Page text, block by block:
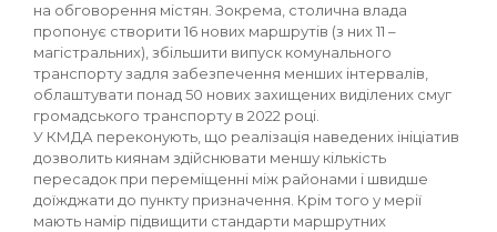
на обговорення містян. Зокрема, столична влада
пропонує створити 16 нових маршрутів (з них 11 –
магістральних), збільшити випуск комунального
транспорту задля забезпечення менших інтервалів,
облаштувати понад 50 нових захищених виділених смуг
громадського транспорту в 2022 році.
У КМДА переконують, що реалізація наведених ініціатив
дозволить киянам здійснювати меншу кількість
пересадок при переміщенні між районами і швидше
доїжджати до пункту призначення. Крім того у мерії
мають намір підвищити стандарти маршрутних